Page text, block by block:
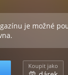
je možné
Koupit jako